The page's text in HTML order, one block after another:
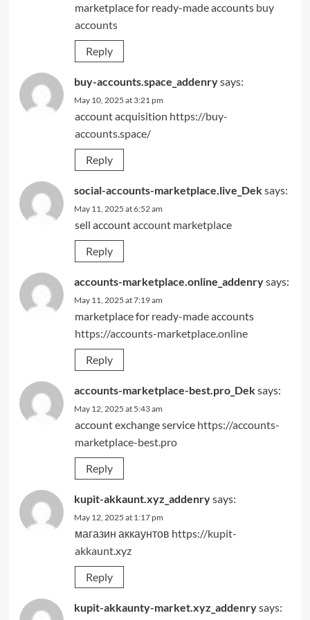
marketplace for ready-made accounts buy
accounts
Reply
buy-accounts.space_addenrysays:
May 10, 2025 at 3:21 pm
account acquisition https://buy-
accounts.space/
Reply
social-accounts-marketplace.live_Deksays:
May 11, 2025 at 6:52 am
sell accountaccount marketplace
Reply
accounts-marketplace.online_addenrysays:
May 11, 2025 at 7:19 am
marketplace for ready-made accounts
https://accounts-marketplace.online
Reply
accounts-marketplace-best.pro_Deksays:
May 12, 2025 at 5:43 am
account exchange service https://accounts-
marketplace-best.pro
Reply
kupit-akkaunt.xyz_addenrysays:
May 12, 2025 at 1:17 pm
магазин аккаунтов https://kupit-
akkaunt.xyz
Reply
kupit-akkaunty-market.xyz_addenrysays: